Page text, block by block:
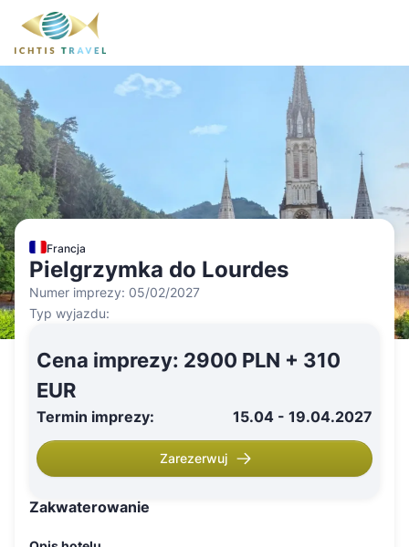
Francja
Pielgrzymka do Lourdes
Numer imprezy: 05/02/2027
Typ wyjazdu:
Cena imprezy: 2900 PLN + 310
EUR
Termin imprezy: 15.04 - 19.04.2027
Zarezerwuj
Zakwaterowanie